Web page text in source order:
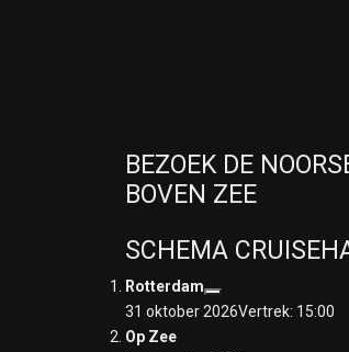
BEZOEK DE
BOVEN ZEE
SCHEMA
Rotterdam
31 oktober 2026Vertrek: 15:00
Op Zee